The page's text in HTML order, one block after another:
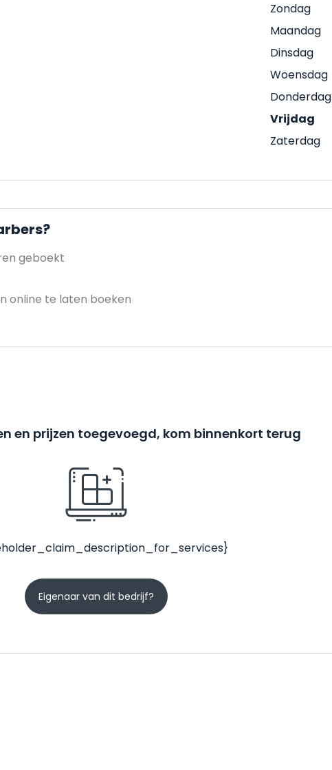
Zondag
Maandag
Dinsdag
Woensdag
Donderdag
Vrijdag
Zaterdag
geboekt
online te laten boeken
en prijzen toegevoegd, kom binnenkort terug
Eigenaar van dit bedrijf?